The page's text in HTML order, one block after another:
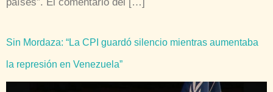
Sin Mordaza: “La CPI guardó silencio mientras aumentaba
la represión en Venezuela”